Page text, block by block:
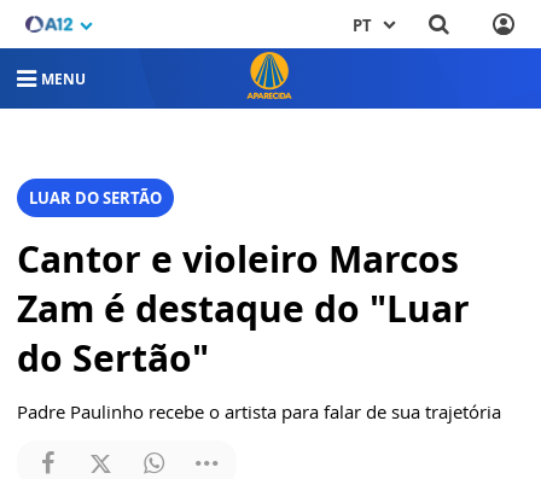
PT
MENU
LUAR DO SERTÃO
Cantor e violeiro Marcos
Zam é destaque do "Luar
do Sertão"
Padre Paulinho recebe o artista para falar de sua trajetória